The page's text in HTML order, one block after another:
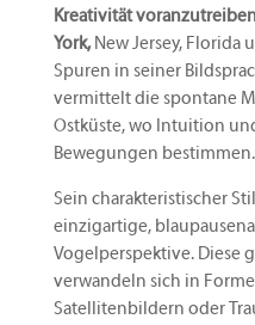
Kreativität
York,New Jersey, Florida
Spuren in seiner
vermittelt die spontane
Ostküste, wo Intuition
Bewegungen bestimmen.
Sein charakteristischer
einzigartige,
Vogelperspektive. Diese
verwandeln sich in
Satellitenbildern oder